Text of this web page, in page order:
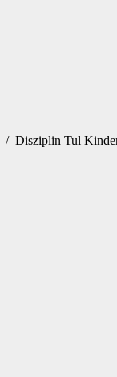
/ Disziplin Tul